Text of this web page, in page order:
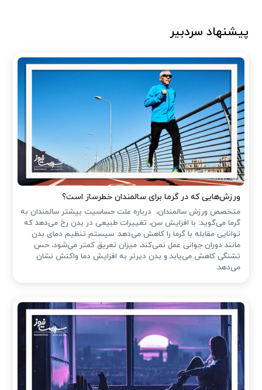
پیشنهاد سردبیر
ورزش‌هایی که در گرما برای سالمندان خطرساز است؟
متخصص ورزش سالمندان، درباره علت حساسیت بیشتر سالمندان به
گرما می‌گوید: با افزایش سن، تغییرات طبیعی در بدن رخ می‌دهد که
توانایی مقابله با گرما را کاهش می‌دهد. سیستم تنظیم دمای بدن
مانند دوران جوانی عمل نمی‌کند، میزان تعریق کمتر می‌شود، حس
تشنگی کاهش می‌یابد و بدن دیرتر به افزایش دما واکنش نشان
می‌دهد.